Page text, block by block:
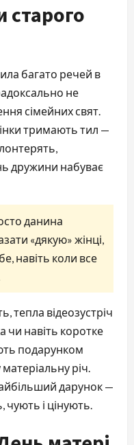
старого
багато речей в
не
сімейних свят.
тримають тил —
дружини набуває
данина
«дякую» жінці,
навіть коли все
тепла відеозустріч
чи навіть коротке
подарунком
річ.
дарунок —
і цінують.